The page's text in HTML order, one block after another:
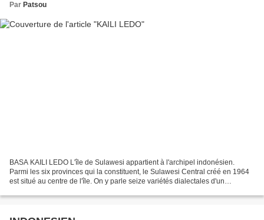
Par Patsou
BASA KAILI LEDO L'île de Sulawesi appartient à l'archipel indonésien.
Parmi les six provinces qui la constituent, le Sulawesi Central créé en 1964
est situé au centre de l'île. On y parle seize variétés dialectales d'un